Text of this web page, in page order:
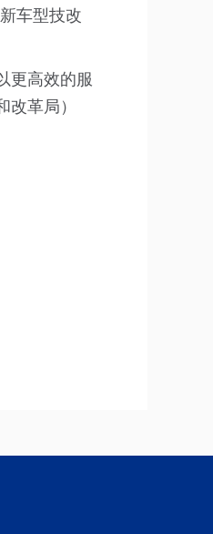
车型技改
更高效的服
革局）